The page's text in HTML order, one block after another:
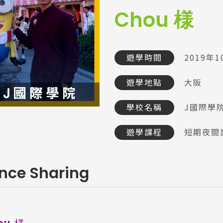
Chou 様
遊學時間 2019年
遊學地點 大阪
學校名稱 J國際學
遊學課程 短期夜間
Sharing